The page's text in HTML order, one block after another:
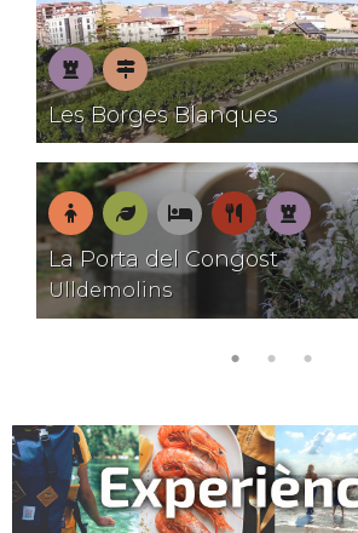
Patrimoni
Pobles
amb
encant
Les Borges Blanques
En
família
NaturaOn
dormir
On
menjar
La Porta del Congost
Ulldemolins